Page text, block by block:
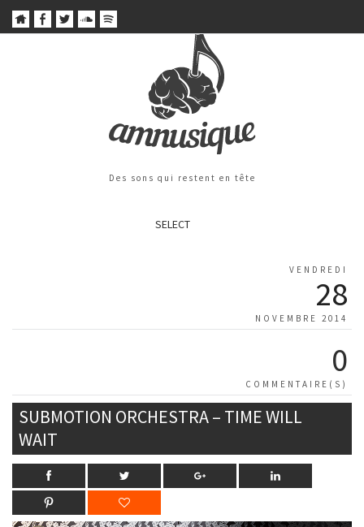
Des sons qui restent en tête
SELECT
VENDREDI
28
NOVEMBRE 2014
0
COMMENTAIRE(S)
SUBMOTION ORCHESTRA – TIME WILL
WAIT